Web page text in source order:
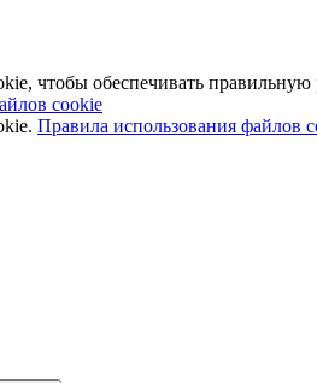
чтобы обеспечивать правильную
cookie
Правила использования файлов